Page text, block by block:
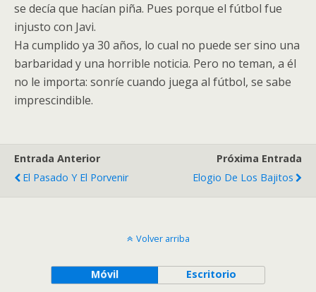
se decía que hacían piña. Pues porque el fútbol fue
injusto con Javi.
Ha cumplido ya 30 años, lo cual no puede ser sino una
barbaridad y una horrible noticia. Pero no teman, a él
no le importa: sonríe cuando juega al fútbol, se sabe
imprescindible.
Entrada Anterior
El Pasado Y El Porvenir
Próxima Entrada
Elogio De Los Bajitos
Volver arriba
Móvil Escritorio